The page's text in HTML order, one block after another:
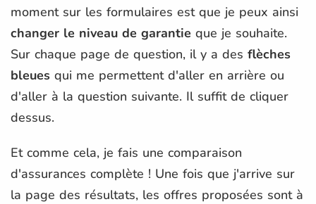
moment sur les formulaires est que je peux ainsi
changer le niveau de garantie que je souhaite.
Sur chaque page de question, il y a des flèches
bleues qui me permettent d'aller en arrière ou
d'aller à la question suivante. Il suffit de cliquer
dessus.
Et comme cela, je fais une comparaison
d'assurances complète ! Une fois que j'arrive sur
la page des résultats, les offres proposées sont à